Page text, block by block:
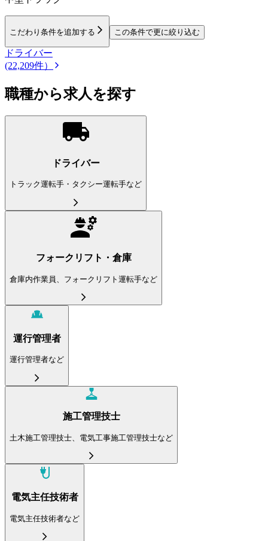
こだわり条件を追加する この条件で更に絞り込む
ドライバー
(22,209件）
職種から求人を探す
ドライバー
トラック運転手・タクシー運転手など
フォークリフト・倉庫
倉庫内作業員、フォークリフト運転手など
運行管理者
運行管理者など
施工管理技士
土木施工管理技士、電気工事施工管理技士など
電気主任技術者
電気主任技術者など